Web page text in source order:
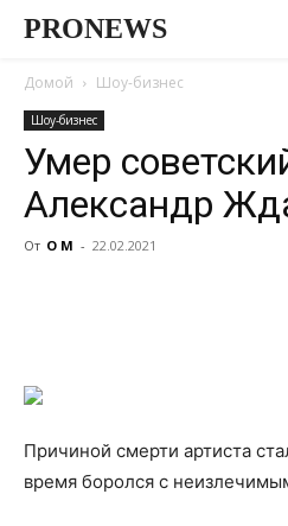
PRONEWS
Домой Шоу-бизнес
Шоу-бизнес
Умер
Александр
От О М - 22.02.2021
Причиной смерти артиста
время боролся с